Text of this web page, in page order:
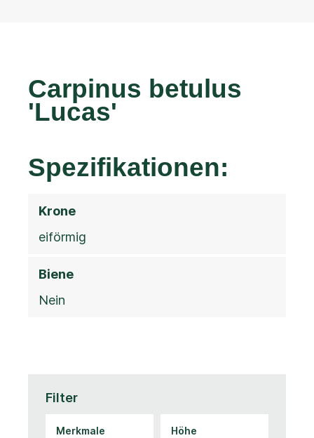
Carpinus betulus
'Lucas'
Spezifikationen:
Krone
eiförmig
Biene
Nein
Filter